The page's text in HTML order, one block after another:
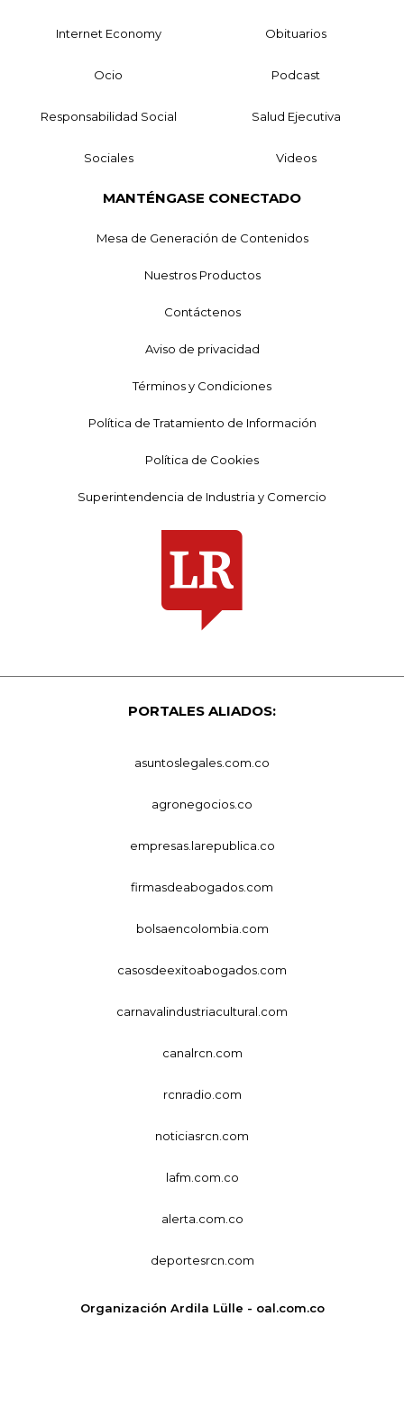
Internet Economy Obituarios
Ocio Podcast
Responsabilidad Social Salud Ejecutiva
Sociales Videos
MANTÉNGASE CONECTADO
Mesa de Generación de Contenidos
Nuestros Productos
Contáctenos
Aviso de privacidad
Términos y Condiciones
Política de Tratamiento de Información
Política de Cookies
Superintendencia de Industria y Comercio
PORTALES ALIADOS:
asuntoslegales.com.co
agronegocios.co
empresas.larepublica.co
firmasdeabogados.com
bolsaencolombia.com
casosdeexitoabogados.com
carnavalindustriacultural.com
canalrcn.com
rcnradio.com
noticiasrcn.com
lafm.com.co
alerta.com.co
deportesrcn.com
Organización Ardila Lülle - oal.com.co